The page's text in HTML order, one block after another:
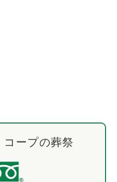
コープの葬祭